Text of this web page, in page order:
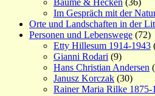
Bäume & Hecken (36)
Im Gespräch mit der
Orte und Landschaften in der
Personen und Lebenswege (72)
Etty Hillesum 1914-1943
Gianni Rodari (9)
Hans Christian Andersen
Janusz Korczak (30)
Rainer Maria Rilke 1875-